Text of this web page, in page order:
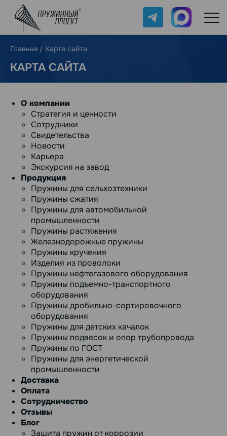
Telegram Max
Главная / Карта сайта
КАРТА САЙТА
О компании
Стратегия и ценности
Сотрудники
Свидетельства
Новости
Карьера
Экскурсия на завод
Продукция
Пружины для сельхозтехники
Пружины сжатия
Пружины для автомобильной
промышленности
Пружины растяжения
Железнодорожные пружины
Пружины кручения
Изделия из проволоки
Пружины нефтегазового оборудования
Пружины подъемно-транспортного
оборудования
Пружины дробильно-сортировочного
оборудования
Пружины для детских качалок
Пружины подвесок и опор трубопровода
Пружины по ГОСТ
Пружины для энергетической
промышленности
Доставка
Оплата
Сотрудничество
Отзывы
Блог
Защита пружин от коррозии